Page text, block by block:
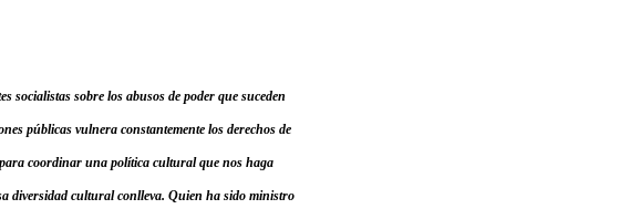
sobre los abusos de poder que suceden
públicas vulnera constantemente los derechos de
coordinar una política cultural que nos haga
diversidad cultural conlleva. Quien ha sido ministro